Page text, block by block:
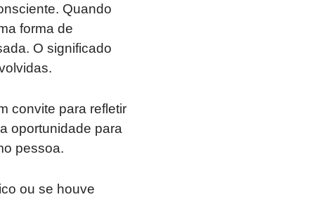
Quando
forma de
O significado
convite para refletir
oportunidade para
pessoa.
ou se houve